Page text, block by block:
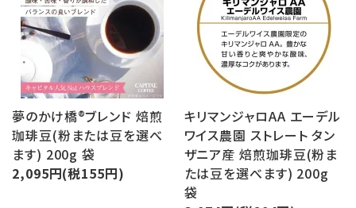
夢のかけ橋®ブレンド 焙煎
珈琲豆(粉または豆を選べ
ます) 200g 袋
2,095円(税155円)
キリマンジャロAA エーデル
ワイス農園 ストレート タン
ザニア産 焙煎珈琲豆(粉ま
たは豆を選べます) 200g
袋